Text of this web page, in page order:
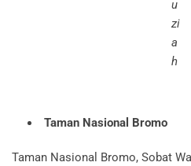
u
zi
a
h
Taman Nasional Bromo
Taman Nasional Bromo, Sobat